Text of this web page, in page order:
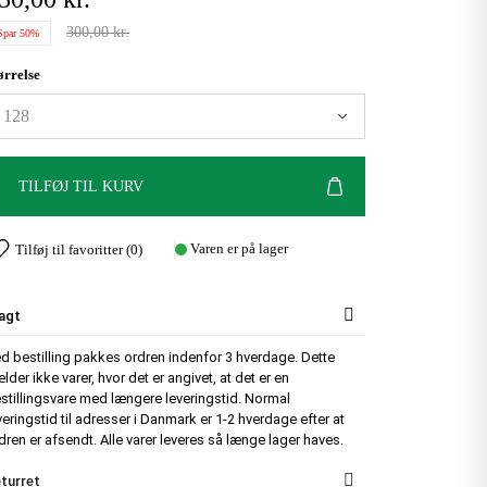
50% 300,00 kr.
TILFØJ TIL KURV
Tilføj til favoritter (0) Varen er på lager
bestilling pakkes ordren indenfor 3 hverdage. Dette
ikke varer, hvor det er angivet, at det er en
med længere leveringstid. Normal
til adresser i Danmark er 1-2 hverdage efter at
er afsendt. Alle varer leveres så længe lager haves.